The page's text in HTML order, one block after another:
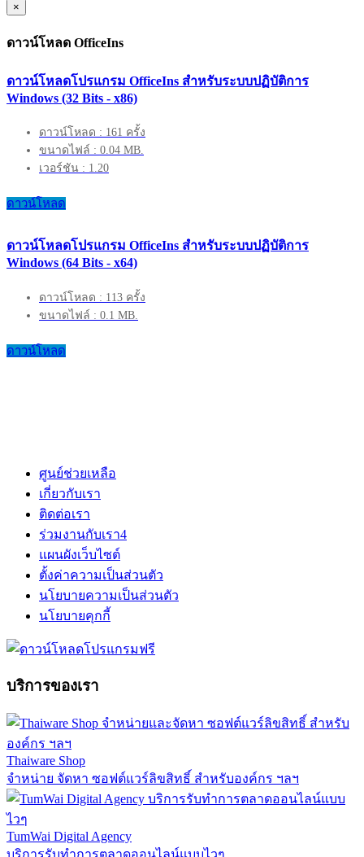
×
ดาวน์โหลด OfficeIns
ดาวน์โหลดโปรแกรม OfficeIns สำหรับระบบปฏิบัติการ
Windows (32 Bits - x86)
ดาวน์โหลด : 161 ครั้ง
ขนาดไฟล์ : 0.04 MB.
เวอร์ชัน : 1.20
ดาวน์โหลด
ดาวน์โหลดโปรแกรม OfficeIns สำหรับระบบปฏิบัติการ
Windows (64 Bits - x64)
ดาวน์โหลด : 113 ครั้ง
ขนาดไฟล์ : 0.1 MB.
ดาวน์โหลด
ศูนย์ช่วยเหลือ
เกี่ยวกับเรา
ติดต่อเรา
ร่วมงานกับเรา4
แผนผังเว็บไซต์
ตั้งค่าความเป็นส่วนตัว
นโยบายความเป็นส่วนตัว
นโยบายคุกกี้
บริการของเรา
Thaiware Shop
จำหน่าย จัดหา ซอฟต์แวร์ลิขสิทธิ์ สำหรับองค์กร ฯลฯ
TumWai Digital Agency
บริการรับทำการตลาดออนไลน์แบบไวๆ